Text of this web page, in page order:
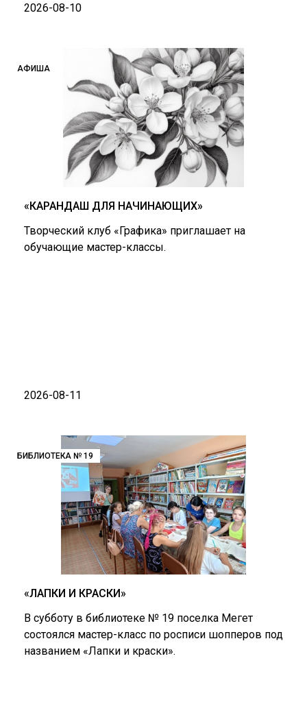
2026-08-10
АФИША
«КАРАНДАШ ДЛЯ НАЧИНАЮЩИХ»
Творческий клуб «Графика» приглашает на
обучающие мастер-классы.
2026-08-11
БИБЛИОТЕКА № 19
«ЛАПКИ И КРАСКИ»
В субботу в библиотеке № 19 поселка Мегет
состоялся мастер-класс по росписи шопперов под
названием «Лапки и краски».